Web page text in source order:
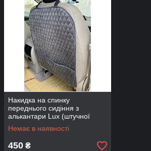
Накидка на спинку
переднього сидіння з
алькантари Lux (штучної
замші), Темно-сірий ромб із
сірим рядком
Немає в наявності
450 ₴